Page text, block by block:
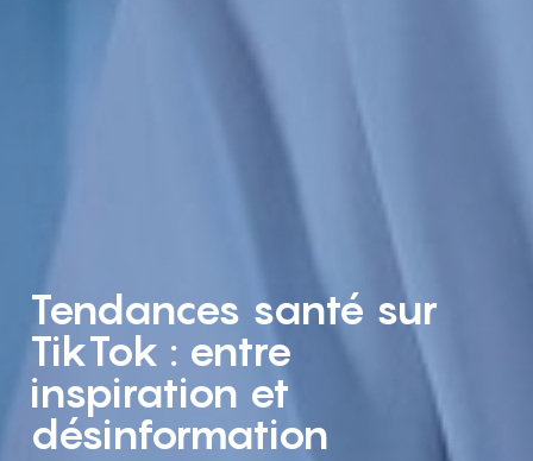
Tendances santé sur
TikTok : entre
inspiration et
désinformation